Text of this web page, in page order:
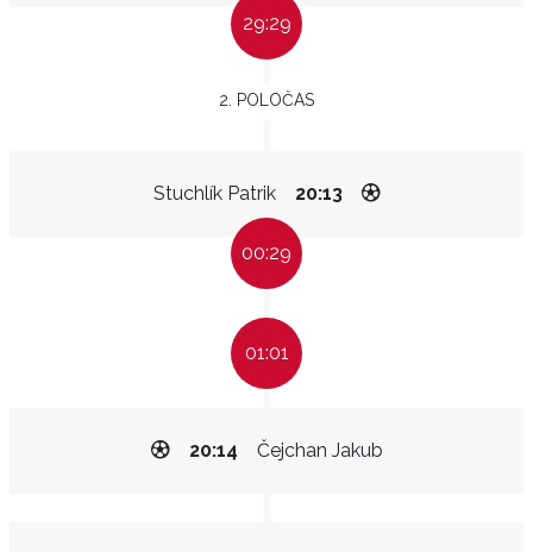
29:29
2. POLOČAS
Stuchlík Patrik 20:13
00:29
01:01
Čejchan Jakub
20:14